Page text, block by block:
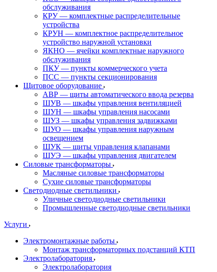
обслуживания
КРУ — комплектные распределительные
устройства
КРУН — комплектное распределительное
устройство наружной установки
ЯКНО — ячейки комплектные наружного
обслуживания
ПКУ — пункты коммерческого учета
ПСС — пункты секционирования
Щитовое оборудование
АВР — щиты автоматического ввода резерва
ШУВ — шкафы управления вентиляцией
ШУН — шкафы управления насосами
ШУЗ — шкафы управления задвижками
ШУО — шкафы управления наружным
освещением
ШУК — щиты управления клапанами
ШУЭ — шкафы управления двигателем
Силовые трансформаторы
Масляные силовые трансформаторы
Сухие силовые трансформаторы
Светодиодные светильники
Уличные светодиодные светильники
Промышленные светодиодные светильники
Услуги
Электромонтажные работы
Монтаж трансформаторных подстанций КТП
Электролаборатория
Электролаборатория